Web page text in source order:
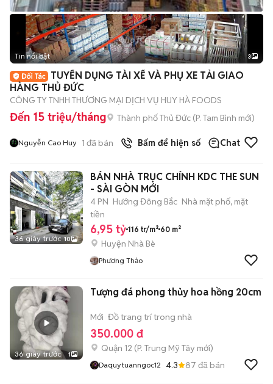
Tin nổi bật 3
TUYỂN DỤNG TÀI XẾ VÀ PHỤ XE TẢI GIAO
HÀNG THỦ ĐỨC
CÔNG TY TNHH THƯƠNG MẠI DỊCH VỤ HUY HÀ FOODS
Đến 15 triệu/tháng Thành phố Thủ Đức (P. Tam Bình mới)
Nguyễn Cao Huy 1 đã bán Bấm để hiện số Chat
36 giây trước 10
BÁN NHÀ TRỤC CHÍNH KDC THE SUN
- SÀI GÒN MỚI
4 PN Hướng Đông Bắc Nhà mặt phố, mặt
tiền
6,95 tỷ 116 tr/m² 60 m²
Huyện Nhà Bè
Phương Thảo
36 giây trước 1
Tượng đá phong thủy hoa hồng 20cm
Mới Đồ trang trí trong nhà
350.000 đ
Quận 12 (P. Trung Mỹ Tây mới)
Daquytuanngoc12 4.3 87 đã bán